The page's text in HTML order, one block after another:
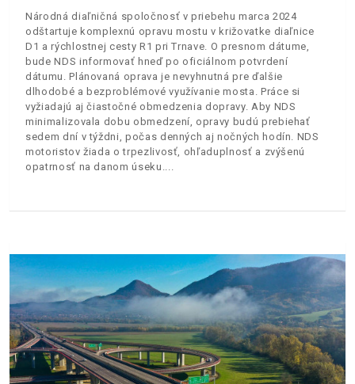
Národná diaľničná spoločnosť v priebehu marca 2024
odštartuje komplexnú opravu mostu v križovatke diaľnice
D1 a rýchlostnej cesty R1 pri Trnave. O presnom dátume,
bude NDS informovať hneď po oficiálnom potvrdení
dátumu. Plánovaná oprava je nevyhnutná pre ďalšie
dlhodobé a bezproblémové využívanie mosta. Práce si
vyžiadajú aj čiastočné obmedzenia dopravy. Aby NDS
minimalizovala dobu obmedzení, opravy budú prebiehať
sedem dní v týždni, počas denných aj nočných hodín. NDS
motoristov žiada o trpezlivosť, ohľaduplnosť a zvýšenú
opatrnosť na danom úseku.